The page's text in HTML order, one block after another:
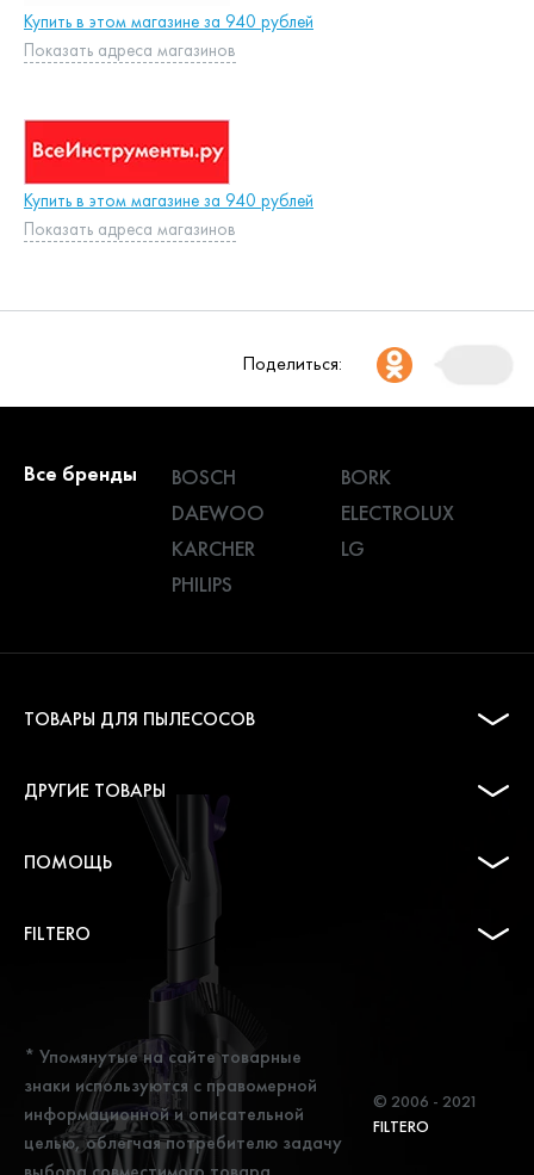
Купить в этом магазине за 940 рублей
Показать адреса магазинов
Купить в этом магазине за 940 рублей
Показать адреса магазинов
Поделиться:
Все бренды BOSCH
BORK
DAEWOO
ELECTROLUX
KARCHER
LG
PHILIPS
ТОВАРЫ ДЛЯ ПЫЛЕСОСОВ
ДРУГИЕ ТОВАРЫ
ПОМОЩЬ
FILTERO
* Упомянутые на сайте товарные
знаки используются с правомерной
информационной и описательной
целью, облегчая потребителю задачу
© 2006 - 2021
FILTERO